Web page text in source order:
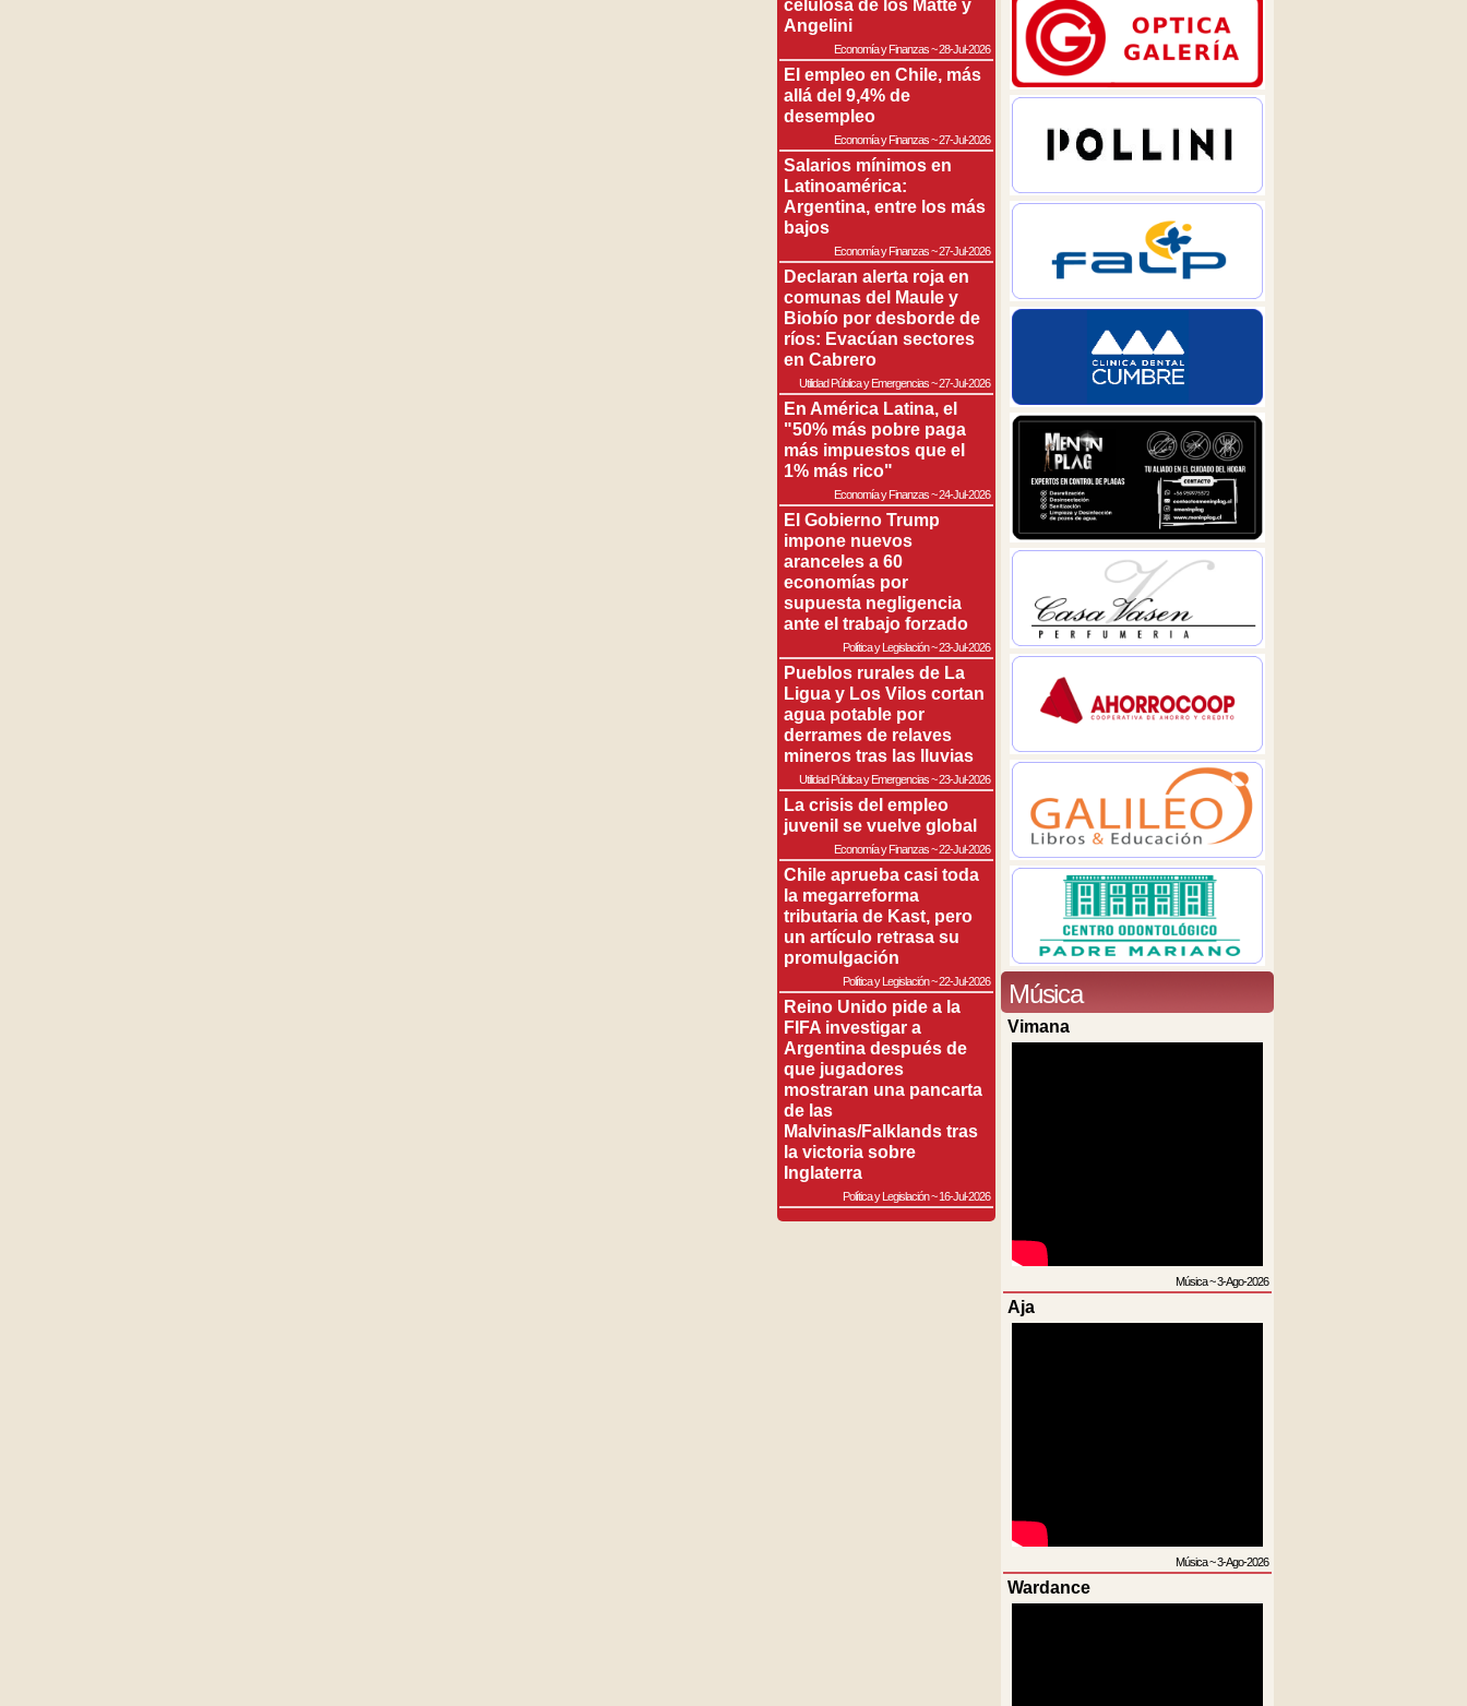
celulosa de los Matte y
Angelini
Economía y Finanzas~28-Jul-2026
El empleo en Chile, más
allá del 9,4% de
desempleo
Economía y Finanzas~27-Jul-2026
Salarios mínimos en
Latinoamérica:
Argentina, entre los más
bajos
Economía y Finanzas~27-Jul-2026
Declaran alerta roja en
comunas del Maule y
Biobío por desborde de
ríos: Evacúan sectores
en Cabrero
Utilidad Pública y Emergencias~27-Jul-2026
En América Latina, el
"50% más pobre paga
más impuestos que el
1% más rico"
Economía y Finanzas~24-Jul-2026
El Gobierno Trump
impone nuevos
aranceles a 60
economías por
supuesta negligencia
ante el trabajo forzado
Política y Legislación~23-Jul-2026
Pueblos rurales de La
Ligua y Los Vilos cortan
agua potable por
derrames de relaves
mineros tras las lluvias
Utilidad Pública y Emergencias~23-Jul-2026
La crisis del empleo
juvenil se vuelve global
Economía y Finanzas~22-Jul-2026
Chile aprueba casi toda
la megarreforma
tributaria de Kast, pero
un artículo retrasa su
promulgación
Política y Legislación~22-Jul-2026
Reino Unido pide a la
FIFA investigar a
Argentina después de
que jugadores
mostraran una pancarta
de las
Malvinas/Falklands tras
la victoria sobre
Inglaterra
Política y Legislación~16-Jul-2026
Música
Vimana
Música~3-Ago-2026
Aja
Música~3-Ago-2026
Wardance